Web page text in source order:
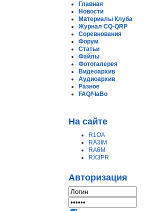
Главная
Новости
Материалы Клуба
Журнал CQ-QRP
Соревнования
Форум
Статьи
Файлы
Фотогалерея
Видеоархив
Аудиоархив
Разное
FAQ/ЧаВо
На сайте
R1OA
RA3IM
RA6M
RX3PR
Авторизация